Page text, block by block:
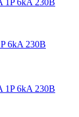
6kA 230В